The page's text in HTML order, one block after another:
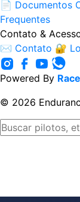
📄 Documentos
Frequentes
Contato &
✉️ Contato 🔐
Powered By
© 2026